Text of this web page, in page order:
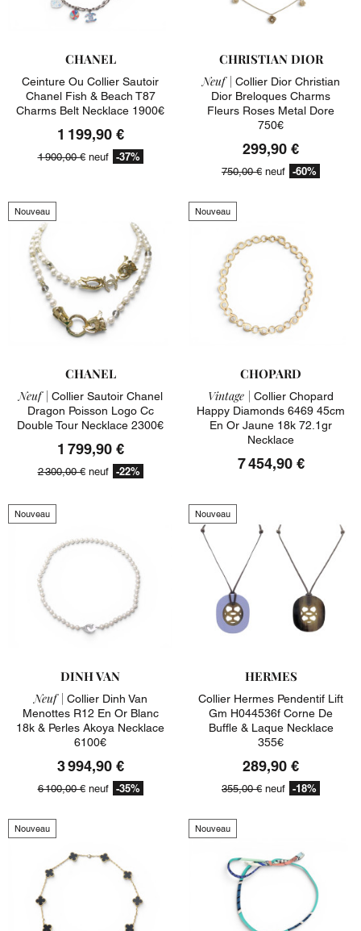
CHANEL
Ceinture Ou Collier Sautoir
Chanel Fish & Beach T87
Charms Belt Necklace 1900€
1 199,90 €
1 900,00 €neuf -37%
CHRISTIAN DIOR
Neuf | Collier Dior Christian
Dior Breloques Charms
Fleurs Roses Metal Dore
750€
299,90 €
750,00 € neuf -60%
Nouveau
CHANEL
Neuf | Collier Sautoir Chanel
Dragon Poisson Logo Cc
Double Tour Necklace 2300€
1 799,90 €
2 300,00 €neuf -22%
Nouveau
CHOPARD
Vintage | Collier Chopard
Happy Diamonds 6469 45cm
En Or Jaune 18k 72.1gr
Necklace
7 454,90 €
Nouveau
DINH VAN
Neuf | Collier Dinh Van
Menottes R12 En Or Blanc
18k & Perles Akoya Necklace
6100€
3 994,90 €
6 100,00 €neuf -35%
Nouveau
HERMES
Collier Hermes Pendentif Lift
Gm H044536f Corne De
Buffle & Laque Necklace
355€
289,90 €
355,00 € neuf -18%
Nouveau Nouveau